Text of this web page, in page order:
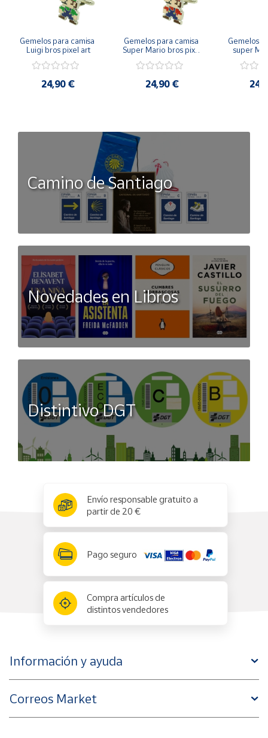
Gemelos para camisa
Luigi bros pixel art
24,90 €
Gemelos para camisa
Super Mario bros pixel
24,90 €
Gemelos
super
Camino de Santiago
Novedades en Libros
Distintivo DGT
Envío responsable gratuito a
partir de 20 €
Pago seguro
Compra artículos de
distintos vendedores
Información y ayuda
Correos Market